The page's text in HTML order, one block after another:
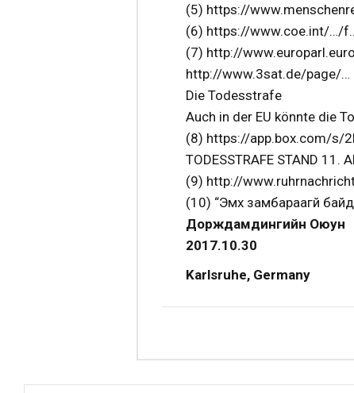
(5) https://
(6) https://www.coe.int/…/
(7) http://
http://www.3sat.de/page/…
Die Todesstrafe
Auch in der EU könnte die
(8) https://app.box.com/s/
TODESSTRAFE STAND 11.
(9) http://
(10) “Эмх замбараагүй
Дорждамдингийн Оюун
2017.10.30
Karlsruhe, Germany